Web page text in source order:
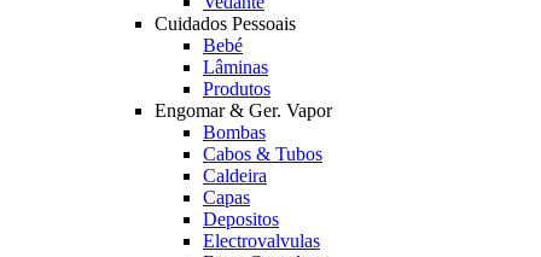
Cuidados Pessoais
Bebé
Lâminas
Produtos
Engomar & Ger. Vapor
Bombas
Cabos & Tubos
Caldeira
Capas
Depositos
Electrovalvulas